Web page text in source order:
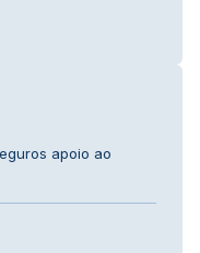
apoio ao